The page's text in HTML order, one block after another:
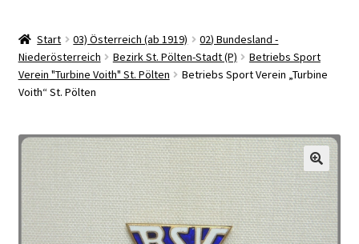
Start 03) Österreich (ab 1919)
02) Bundesland -
Niederösterreich
Bezirk St. Pölten-Stadt (P)
Betriebs Sport
Verein "Turbine Voith" St. Pölten
Betriebs Sport Verein „Turbine
Voith“ St. Pölten